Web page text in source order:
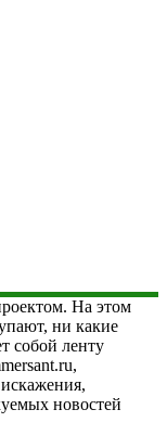
На этом
ни какие
собой ленту
новостей